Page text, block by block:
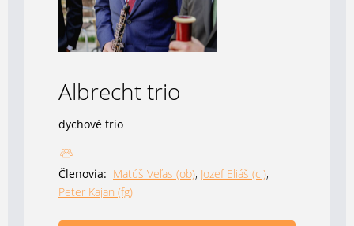
Albrecht trio
dychové trio
Členovia: Matúš Veľas (ob), Jozef Eliáš (cl),
Peter Kajan (fg)